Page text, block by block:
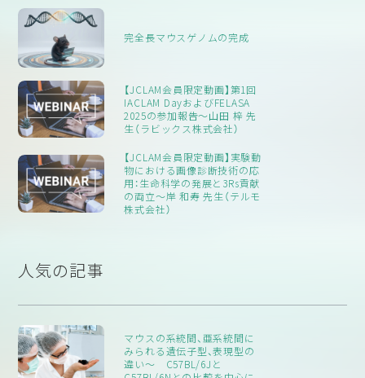
完全長マウスゲノムの完成
【JCLAM会員限定動画】第1回
IACLAM DayおよびFELASA
2025の参加報告～山田 梓 先
生（ラビックス株式会社）
【JCLAM会員限定動画】実験動
物における画像診断技術の応
用：生命科学の発展と3Rs貢献
の両立～岸 和寿 先生（テルモ
株式会社）
人気の記事
マウスの系統間、亜系統間に
みられる遺伝子型、表現型の
違い〜 C57BL/6Jと